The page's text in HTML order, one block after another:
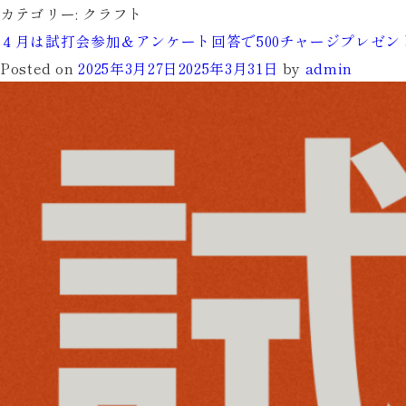
カテゴリー: クラフト
４月は試打会参加＆アンケート回答で500チャージプレゼン
Posted on2025年3月27日2025年3月31日 by admin